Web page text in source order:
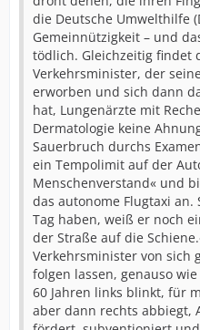
die Deutsche Umwelthilfe
Gemeinnützigkeit – und
tödlich. Gleichzeitig findet
Verkehrsminister, der
erworben und sich dann
hat, Lungenärzte mit
Dermatologie keine
Sauerbruch durchs
ein Tempolimit auf der
Menschenverstand« und
das autonome Flugtaxi
Tag haben, weiß er noch
der Straße auf die
Verkehrsminister von sich
folgen lassen, genauso
60 Jahren links blinkt, für
aber dann rechts abbiegt,